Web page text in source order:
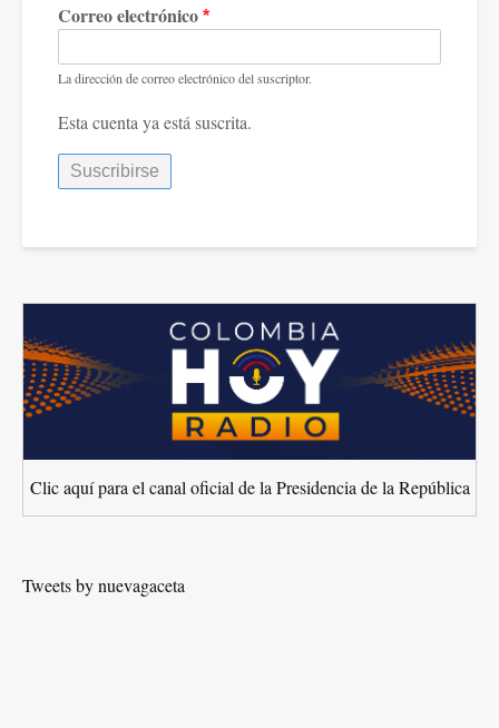
Correo electrónico
La dirección de correo electrónico del suscriptor.
Esta cuenta ya está suscrita.
Clic aquí para el canal oficial de la Presidencia de la República
Tweets by nuevagaceta